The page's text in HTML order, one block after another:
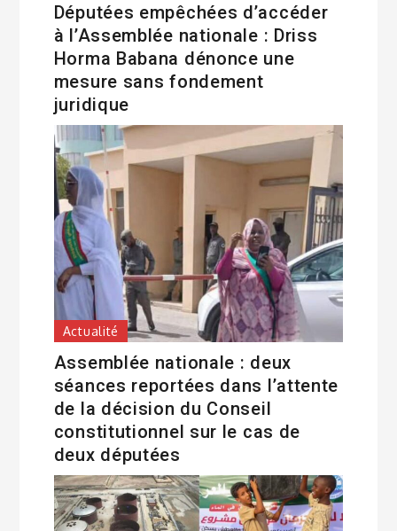
Députées empêchées d’accéder
à l’Assemblée nationale : Driss
Horma Babana dénonce une
mesure sans fondement
juridique
Actualité
Assemblée nationale : deux
séances reportées dans l’attente
de la décision du Conseil
constitutionnel sur le cas de
deux députées